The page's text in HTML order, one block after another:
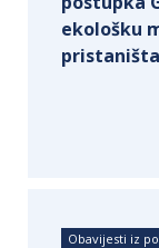
ekološku
Obavijesti iz